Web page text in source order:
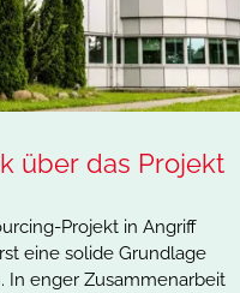
über das Projekt
Projekt in Angriff
eine solide Grundlage
In enger Zusammenarbeit